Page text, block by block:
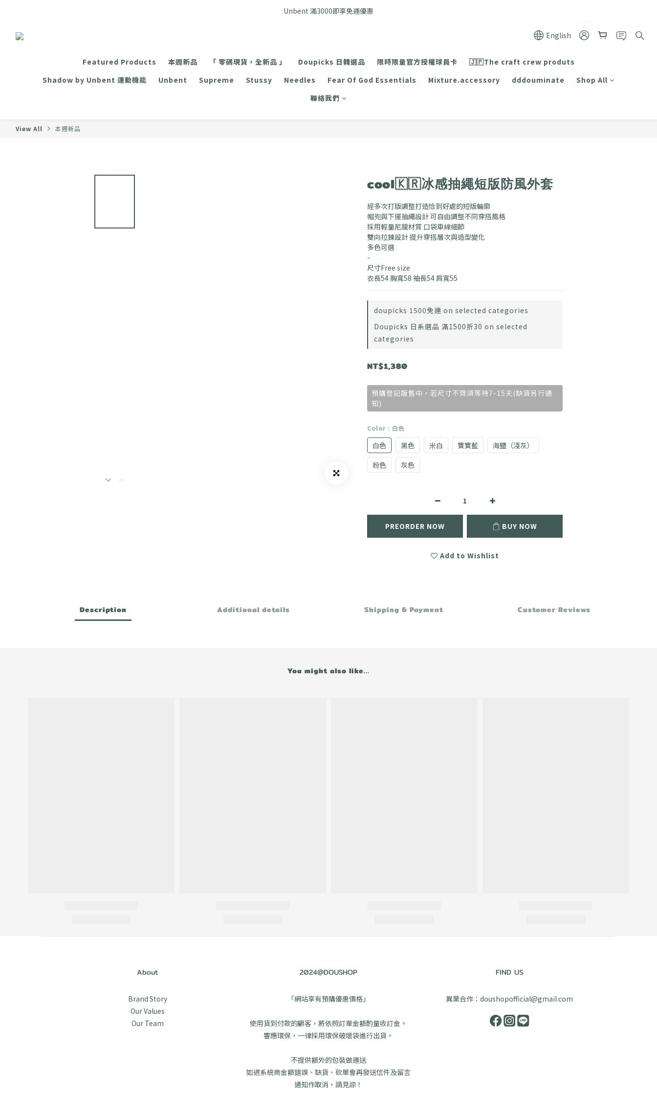
FB搜尋優惠社群 🔎 DOUSHOP 選貨
Unbent 滿3000即享免運優惠
English
Featured Products 本週新品 「 零碼現貨，全新品 」 Doupicks 日韓選品 限時限量官方授權球員卡
🇯🇵The craft crew produts
Shadow by Unbent 運動機能
Unbent Supreme Stussy Needles Fear Of God Essentials Mixture.accessory dddouminate
Shop All
聯絡我們
View All 本週新品
cool🇰🇷冰感抽繩短版防風外套
經多次打版調整打造恰到好處的短版輪廓
帽兜與下擺抽繩設計 可自由調整不同穿搭風格
採用輕量尼龍材質 口袋車線細節
雙向拉鍊設計 提升穿搭層次與造型變化
多色可選
-
尺寸Free size
衣長54 胸寬58 袖長54 肩寬55
doupicks 1500免運 on selected categories
Doupicks 日系選品 滿1500折30 on selected
categories
NT$1,380
預購登記販售中，若尺寸不齊須等待7-15天(缺貨另行通
知)
Color : 白色
白色 黑色 米白 寶寶藍
海鹽（淺灰）
粉色
灰色
PREORDER NOW BUY NOW
Add to Wishlist
Description Additional details Shipping & Payment Customer Reviews
You might also like...
About
Brand Story
Our Values
Our Team
2024@DOUSHOP
「網站享有預購優惠價格」
使用貨到付款的顧客，將依照訂單金額酌量收訂金。
響應環保，一律採用環保破壞袋進行出貨。
不提供額外的包裝做運送
如遇系統商金額錯誤、缺貨、砍單會再發送信件及留言
通知作取消，請見諒！
FIND US
異業合作：doushopofficial@gmail.com